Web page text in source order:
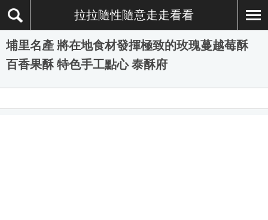
拉拉隨性隨意走走看看
埔里名產 將在地食材發揮極致的玫瑰蔓越莓酥
百香果酥 特色手工點心 泰酥府